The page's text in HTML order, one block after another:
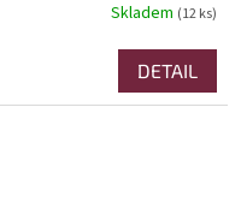
Skladem (12 ks)
DETAIL